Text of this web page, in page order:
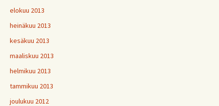
elokuu 2013
heinäkuu 2013
kesäkuu 2013
maaliskuu 2013
helmikuu 2013
tammikuu 2013
joulukuu 2012